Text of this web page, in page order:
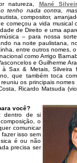
natureza, Mané
tenho nada contra,
compositor,
começou a vida musical
de Direito e uma
– para nossa
na noite paulistana,
entre outros nomes,
como Arrigo
e Guilherme
à Sax & Metais, Silveira
que também toca
reuniu os principais
Ricardo Matsuda
você?
dentro de si
o
comunicar
isso sem
é ou não
precisa ser